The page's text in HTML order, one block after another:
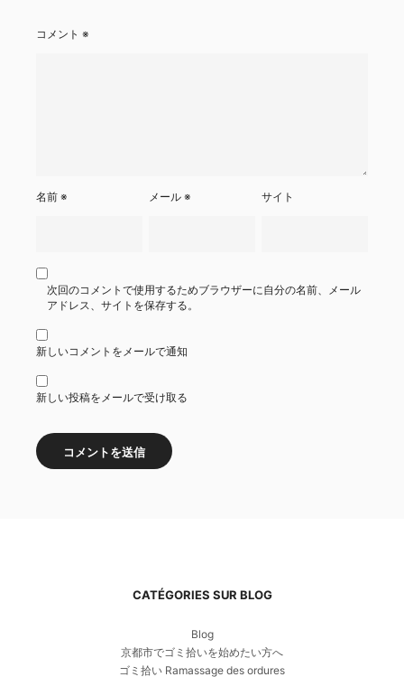
コメント ※
名前 ※ メール※ サイト
次回のコメントで使用するためブラウザーに自分の名前、メール
アドレス、サイトを保存する。
新しいコメントをメールで通知
新しい投稿をメールで受け取る
CATÉGORIES SUR BLOG
Blog
京都市でゴミ拾いを始めたい方へ
ゴミ拾い Ramassage des ordures